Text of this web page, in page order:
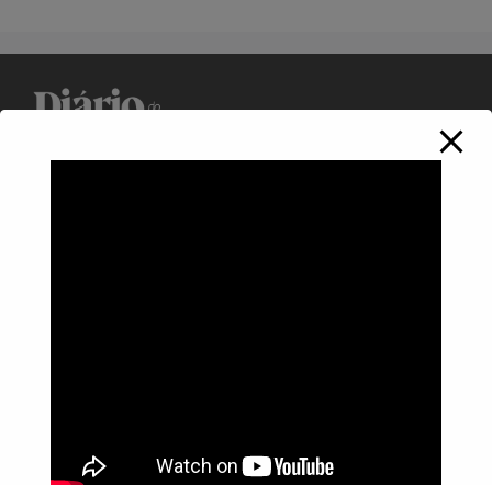
WhatsApp: (17) 99268-0565